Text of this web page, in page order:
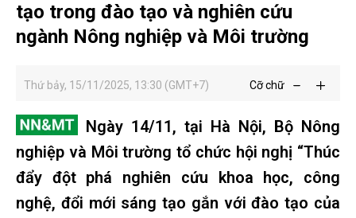
tạo trong đào tạo và nghiên cứu
ngành Nông nghiệp và Môi trường
Thứ bảy, 15/11/2025, 13:30 (GMT+7) Cỡ chữ
Ngày 14/11, tại Hà Nội, Bộ Nông
nghiệp và Môi trường tổ chức hội nghị “Thúc
đẩy đột phá nghiên cứu khoa học, công
nghệ, đổi mới sáng tạo gắn với đào tạo của